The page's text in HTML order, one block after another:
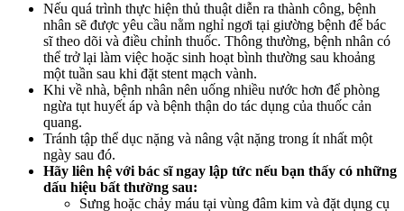
Nếu quá trình thực hiện thủ thuật diễn ra thành công, bệnh
nhân sẽ được yêu cầu nằm nghỉ ngơi tại giường bệnh để bác
sĩ theo dõi và điều chỉnh thuốc. Thông thường, bệnh nhân có
thể trở lại làm việc hoặc sinh hoạt bình thường sau khoảng
một tuần sau khi đặt stent mạch vành.
Khi về nhà, bệnh nhân nên uống nhiều nước hơn để phòng
ngừa tụt huyết áp và bệnh thận do tác dụng của thuốc cản
quang.
Tránh tập thể dục nặng và nâng vật nặng trong ít nhất một
ngày sau đó.
Hãy liên hệ với bác sĩ ngay lập tức nếu bạn thấy có những
dấu hiệu bất thường sau:
Sưng hoặc chảy máu tại vùng đâm kim và đặt dụng cụ